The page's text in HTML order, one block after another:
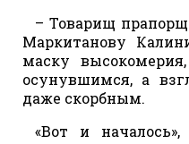
– Товарищ
Маркитанову
маску
осунувшимся, а
даже скорбным.
«Вот и